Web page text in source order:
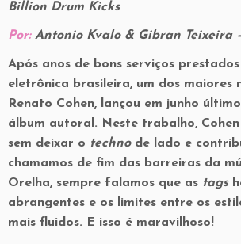
Billion Drum Kicks
Por: Antonio Kvalo & Gibran Teixeira
Após anos de bons serviços
eletrônica brasileira, um dos maiores
Renato Cohen, lançou em junho
álbum autoral. Neste trabalho,
sem deixar o technode lado e
chamamos de fim das barreiras da
Orelha, sempre falamos que as tags
abrangentes e os limites entre os
mais fluidos. E isso é maravilhoso!